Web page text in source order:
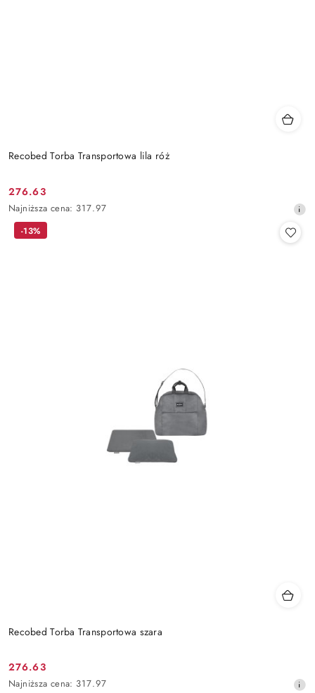
Recobed Torba Transportowa lila róż
Cena
promocyjna:
276.63
Najniższa
cena
Najniższa cena: 317.97
Recobed Torba Transportowa szara
Cena
276.63
Najniższa
Najniższa cena: 317.97
-13%